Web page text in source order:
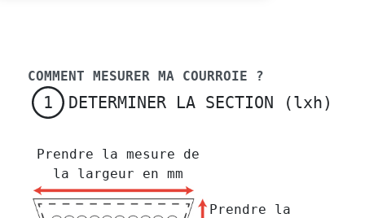
COMMENT MESURER MA COURROIE ?
1 DETERMINER LA SECTION (lxh)
Prendre la mesure de
la largeur en mm
Prendre la